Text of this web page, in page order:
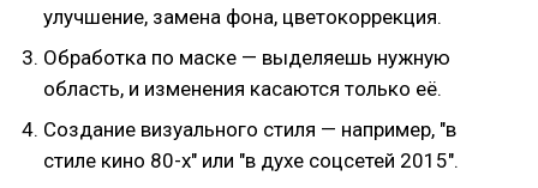
улучшение, замена фона, цветокоррекция.
Обработка по маске — выделяешь нужную
область, и изменения касаются только её.
Создание визуального стиля — например, "в
стиле кино 80-х" или "в духе соцсетей 2015".